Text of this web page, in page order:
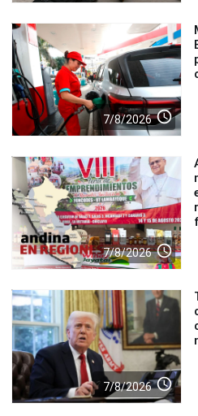
7/8/2026 access_time
7/8/2026 access_time
7/8/2026 access_time